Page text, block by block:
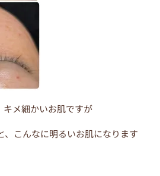
キメ細かいお肌ですが
、こんなに明るいお肌になります